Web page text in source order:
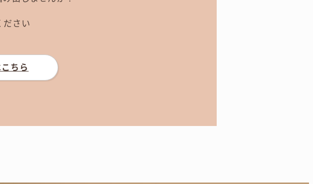
ださい
ちら